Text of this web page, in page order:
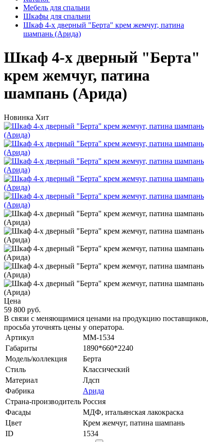
Мебель для спальни
Шкафы для спальни
Шкаф 4-х дверный "Берта" крем жемчуг, патина
шампань (Арида)
Шкаф 4-х дверный "Берта"
крем жемчуг, патина
шампань (Арида)
Новинка Хит
Цена
59 800 руб.
В связи с меняющимися ценами на продукцию поставщиков,
просьба уточнять цены у оператора.
Артикул
MM-1534
Габариты
1890*660*2240
Модель/коллекция
Берта
Стиль
Классический
Материал
Лдсп
Фабрика
Арида
Страна-производитель Россия
Фасады
МДФ, итальянская лакокраска
Цвет
Крем жемчуг, патина шампань
ID
1534